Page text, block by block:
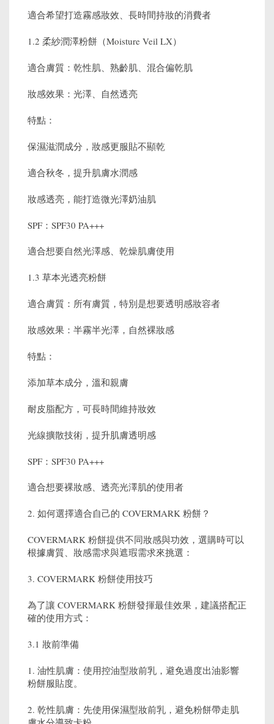
適合希望打造霧感妝效、長時間持妝的消費者
1.2 柔紗潤澤粉餅（Moisture Veil LX）
適合膚質：乾性肌、熟齡肌、混合偏乾肌
妝感效果：光澤、自然透亮
特點：
保濕滋潤成分，妝感更服貼不顯乾
適合秋冬，提升肌膚水潤感
妝感透亮，能打造微光澤奶油肌
SPF：SPF30 PA+++
適合想要自然光澤感、乾燥肌膚使用
1.3 草本光透亮粉餅
適合膚質：所有膚質，特別是想要透明感妝容者
妝感效果：半霧半光澤，自然裸妝感
特點：
添加草本成分，溫和親膚
耐皮脂配方，可長時間維持妝效
光線擴散技術，提升肌膚透明感
SPF：SPF30 PA+++
適合想要裸妝感、透亮光澤肌的使用者
2. 如何選擇適合自己的 COVERMARK 粉餅？
COVERMARK 粉餅提供不同妝感與功效，選購時可以
根據膚質、妝感需求與遮瑕需求來挑選：
3. COVERMARK 粉餅使用技巧
為了讓 COVERMARK 粉餅發揮最佳效果，建議搭配正
確的使用方式：
3.1 妝前準備
1. 油性肌膚：使用控油型妝前乳，避免過度出油影響
粉餅服貼度。
2. 乾性肌膚：先使用保濕型妝前乳，避免粉餅帶走肌